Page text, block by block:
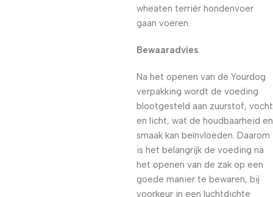
wheaten terriër hondenvoer
gaan voeren.
Bewaaradvies
Na het openen van de Yourdog
verpakking wordt de voeding
blootgesteld aan zuurstof, vocht
en licht, wat de houdbaarheid en
smaak kan beïnvloeden. Daarom
is het belangrijk de voeding na
het openen van de zak op een
goede manier te bewaren, bij
voorkeur in een luchtdichte